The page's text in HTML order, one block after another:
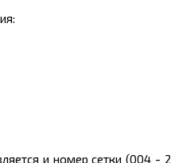
и номер сетки (004 -